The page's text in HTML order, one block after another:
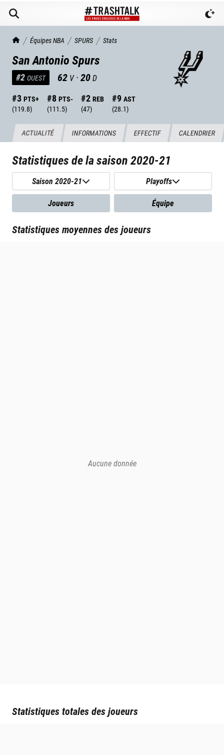
TrashTalk Actu NBA
Équipes NBA SPURS Stats
San Antonio Spurs
#2 OUEST 62 V ·20D
#3 PTS+
(119.8)
#8 PTS-
(111.5)
#2 REB
(47)
#9 AST
(28.1)
ACTUALITÉ INFORMATIONS EFFECTIF CALENDRIER
Statistiques de la saison2020-21
Saison 2020-21 Playoffs
Joueurs Équipe
Statistiques moyennes des joueurs
Aucune donnée
Statistiques totales des joueurs